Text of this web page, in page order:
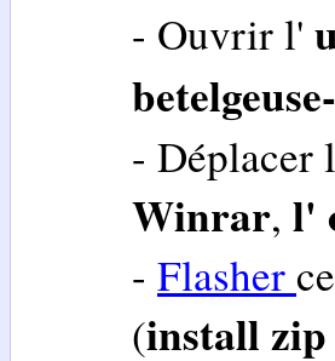
- Ouvrir l'
- Déplacer
Winrar, l'
- Flasher
(install